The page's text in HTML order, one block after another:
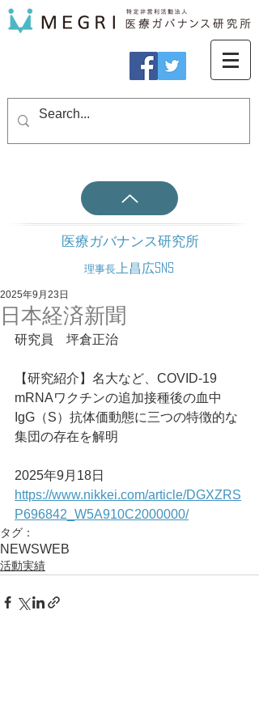
医療ガバナンス研究所
理事長 上昌広SNS
日本経済新聞
2025年9月23日
研究員　坪倉正治
【研究紹介】名大など、COVID-19
mRNAワクチンの追加接種後の血中
IgG（S）抗体価動態に三つの特徴的な
集団の存在を解明
2025年9月18日
https://www.nikkei.com/article/DGXZRS
P696842_W5A910C2000000/
タグ：
NEWSWEB
活動実績